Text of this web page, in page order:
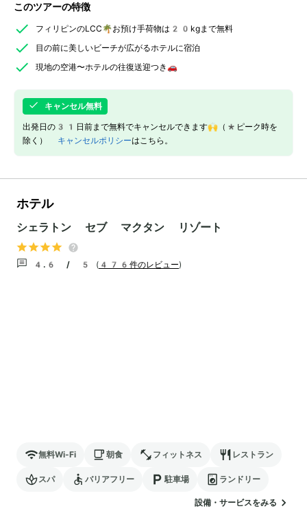
このツアーの特徴
フィリピンのLCC🌴お預け手荷物は20kgまで無料
目の前に美しいビーチが広がるホテルに宿泊
現地の空港〜ホテルの往復送迎つき🚗
キャンセル無料
出発日の31日前まで無料でキャンセルできます🙌（*ピーク時を
除く） キャンセルポリシーはこちら。
ホテル
シェラトン セブ マクタン リゾート
4.6 / 5 ( 476件のレビュー)
無料Wi-Fi 朝食 フィットネス レストラン
スパ バリアフリー 駐車場 ランドリー
設備・サービスをみる